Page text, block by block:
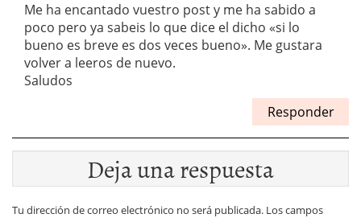
Me ha encantado vuestro post y me ha sabido a
poco pero ya sabeis lo que dice el dicho «si lo
bueno es breve es dos veces bueno». Me gustara
volver a leeros de nuevo.
Saludos
Responder
Deja una respuesta
Tu dirección de correo electrónico no será publicada. Los campos